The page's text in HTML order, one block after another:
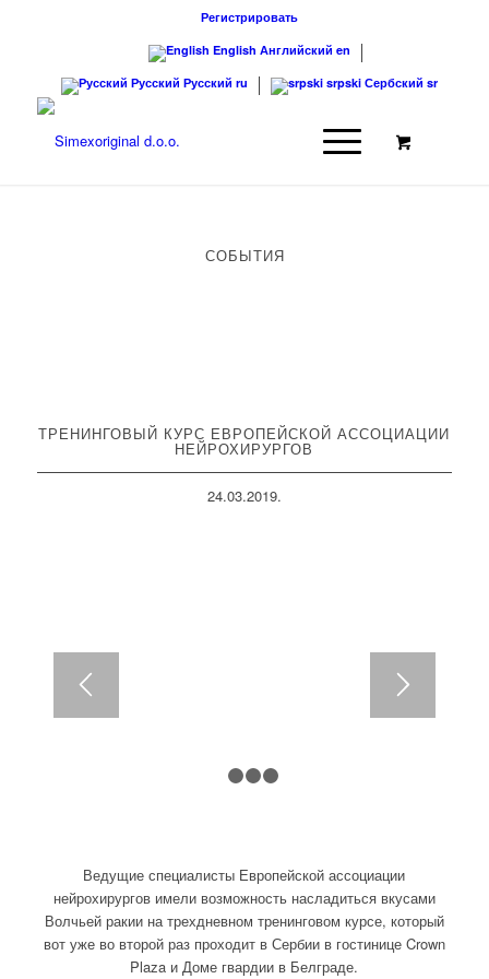
Регистрировать
English Английский en
Русский Русский ru srpski Сербский sr
СОБЫТИЯ
ТРЕНИНГОВЫЙ КУРС ЕВРОПЕЙСКОЙ АССОЦИАЦИИ
НЕЙРОХИРУРГОВ
24.03.2019.
Ведущие специалисты Европейской ассоциации
нейрохирургов имели возможность насладиться вкусами
Волчьей ракии на трехдневном тренинговом курсе, который
вот уже во второй раз проходит в Сербии в гостинице Crown
Plaza и Доме гвардии в Белграде.